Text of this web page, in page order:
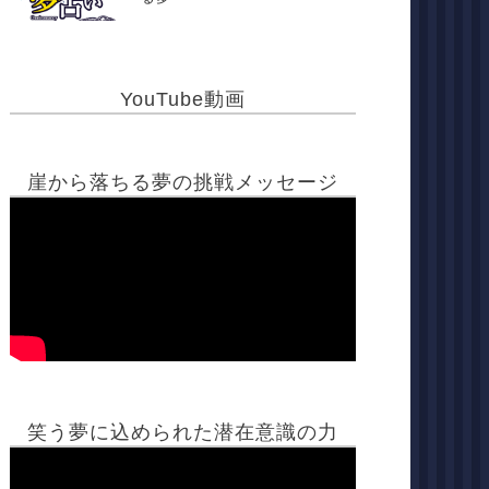
YouTube動画
崖から落ちる夢の挑戦メッセージ
笑う夢に込められた潜在意識の力